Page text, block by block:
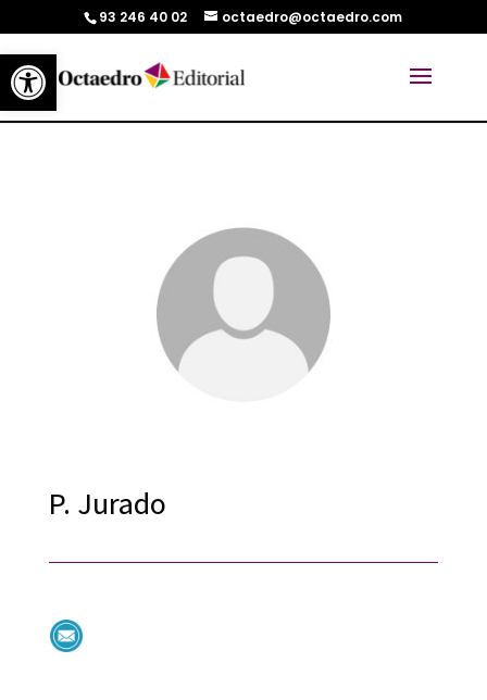
Abrir barra de herramientas
93 246 40 02 octaedro@octaedro.com
P. Jurado